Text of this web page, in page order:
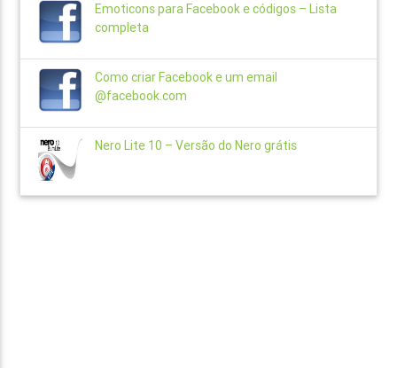
Emoticons para Facebook e códigos – Lista
completa
Como criar Facebook e um email
@facebook.com
Nero Lite 10 – Versão do Nero grátis